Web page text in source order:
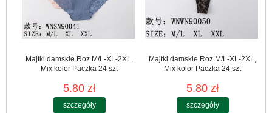
Majtki damskie Roz M/L-XL-2XL,
Mix kolor Paczka 24 szt
5.80 zł
szczegóły
Majtki damskie Roz M/L-XL-2XL,
Mix kolor Paczka 24 szt
5.80 zł
szczegóły